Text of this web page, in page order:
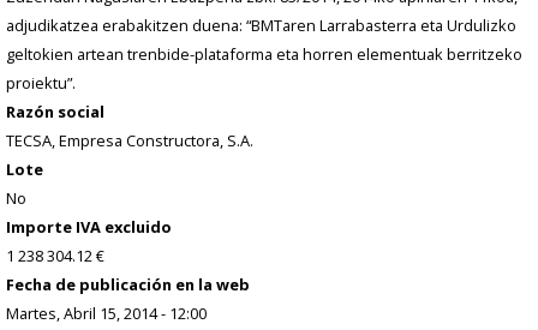
adjudikatzea erabakitzen duena: “BMTaren Larrabasterra eta Urdulizko
geltokien artean trenbide-plataforma eta horren elementuak berritzeko
proiektu”.
Razón social
TECSA, Empresa Constructora, S.A.
Lote
No
Importe IVA excluido
1 238 304.12 €
Fecha de publicación en la web
Martes, Abril 15, 2014 - 12:00